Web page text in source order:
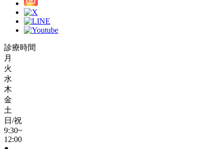
診療時間
月
火
水
木
金
土
日/祝
9:30~
12:00